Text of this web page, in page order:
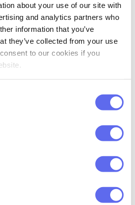
about your use of our site with
and analytics partners who
information that you’ve
they’ve collected from your use
to our cookies if you
→ el archivo pasa
y notifica al propietario
→ el sistema actualiza los
y activa el siguiente
flujo de trabajo, puede
que se ejecuten